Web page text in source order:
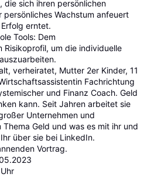
die sich ihren persönlichen
persönliches Wachstum anfeuert
erntet.
Tools: Dem
um die individuelle
verheiratet, Mutter 2er Kinder, 11
Fachrichtung
und Finanz Coach. Geld
kann. Seit Jahren arbeitet sie
Unternehmen und
Geld und was es mit ihr und
über sie bei LinkedIn.
Vortrag.